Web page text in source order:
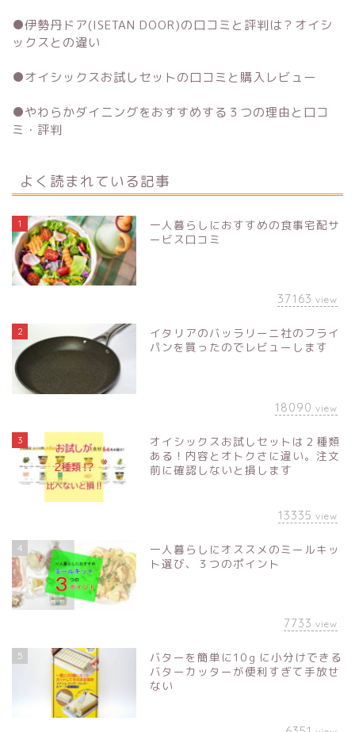
●伊勢丹ドア(ISETAN DOOR)の口コミと評判は？オイシ
ックスとの違い
●オイシックスお試しセットの口コミと購入レビュー
●やわらかダイニングをおすすめする３つの理由と口コ
ミ・評判
よく読まれている記事
1
一人暮らしにおすすめの食事宅配サ
ービス口コミ
37163 view
2
イタリアのバッラリーニ社のフライ
パンを買ったのでレビューします
18090 view
3
オイシックスお試しセットは２種類
ある！内容とオトクさに違い。注文
前に確認しないと損します
13335 view
4
一人暮らしにオススメのミールキッ
ト選び、３つのポイント
7733 view
5
バターを簡単に10ｇに小分けできる
バターカッターが便利すぎて手放せ
ない